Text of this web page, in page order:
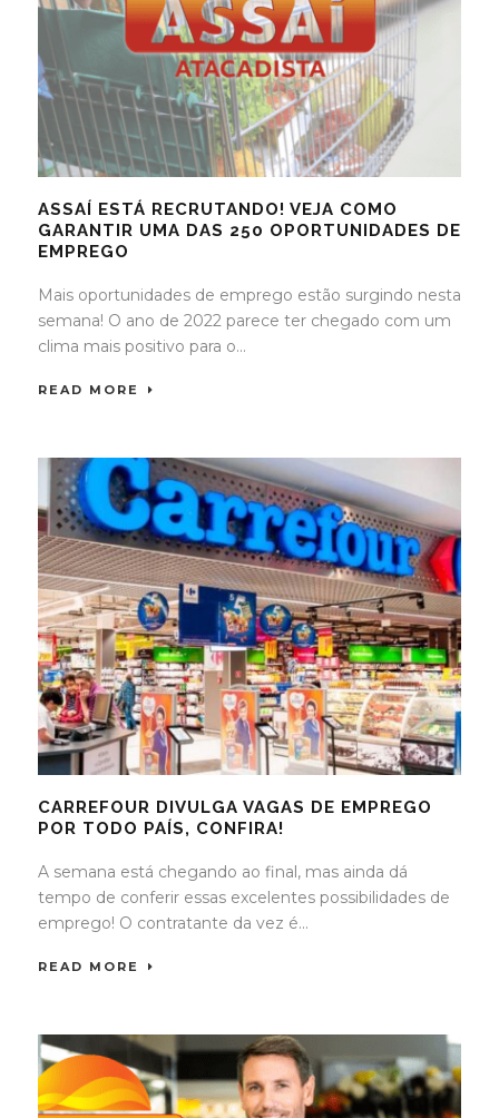
ASSAÍ ESTÁ RECRUTANDO! VEJA COMO
GARANTIR UMA DAS 250 OPORTUNIDADES DE
EMPREGO
Mais oportunidades de emprego estão surgindo nesta
semana! O ano de 2022 parece ter chegado com um
clima mais positivo para o...
READ MORE
CARREFOUR DIVULGA VAGAS DE EMPREGO
POR TODO PAÍS, CONFIRA!
A semana está chegando ao final, mas ainda dá
tempo de conferir essas excelentes possibilidades de
emprego! O contratante da vez é...
READ MORE